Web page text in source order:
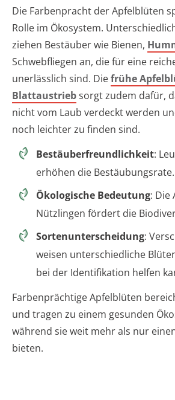
Die Farbenpracht der Apfelblüten
Rolle im Ökosystem.
ziehen Bestäuber wie Bienen,
Schwebfliegen an, die für eine
unerlässlich sind. Diefrühe
Blattaustriebsorgt zudem dafür,
nicht vom Laub verdeckt werden
noch leichter zu finden sind.
Bestäuberfreundlichkeit:
erhöhen die Bestäubungsrate.
Ökologische Bedeutung: Die
Nützlingen fördert die
Sortenunterscheidung:
weisen unterschiedliche
bei der Identifikation helfen
Farbenprächtige Apfelblüten
und tragen zu einem gesunden
während sie weit mehr als nur
bieten.